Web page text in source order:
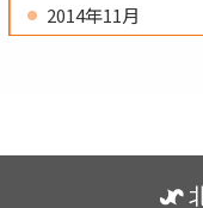
2014年11月